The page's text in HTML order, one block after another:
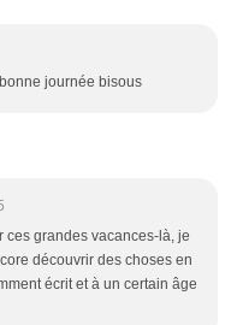
journée bisous
ces grandes vacances-là, je
découvrir des choses en
écrit et à un certain âge